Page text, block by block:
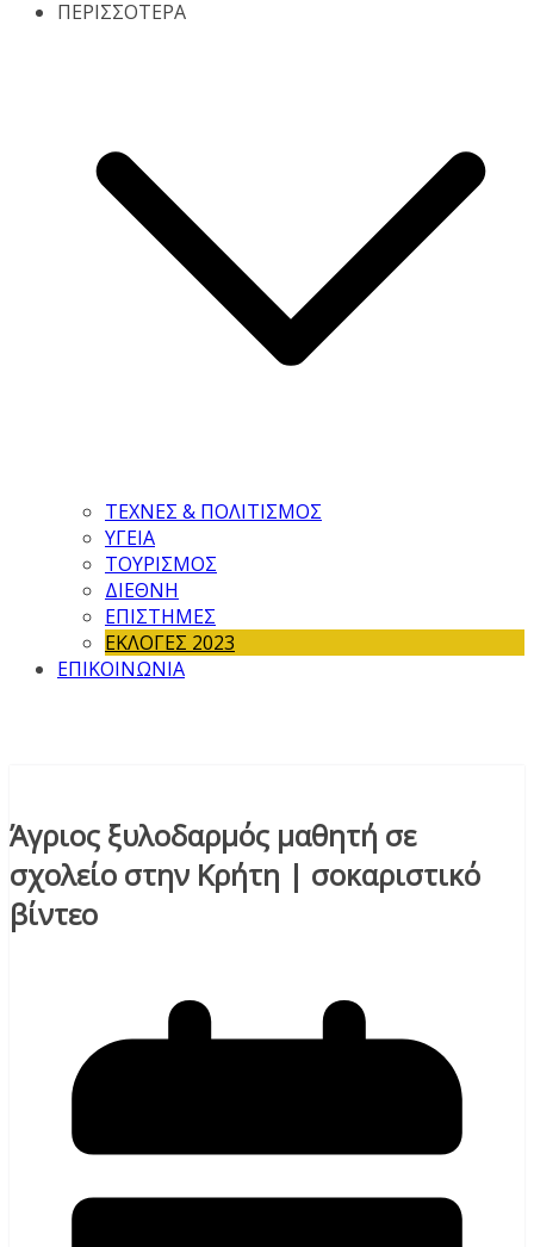
ΠΕΡΙΣΣΟΤΕΡΑ
ΤΕΧΝΕΣ & ΠΟΛΙΤΙΣΜΟΣ
ΥΓΕΙΑ
ΤΟΥΡΙΣΜΟΣ
ΔΙΕΘΝΗ
ΕΠΙΣΤΗΜΕΣ
ΕΚΛΟΓΕΣ 2023
ΕΠΙΚΟΙΝΩΝΙΑ
Άγριος ξυλοδαρμός μαθητή σε
σχολείο στην Κρήτη | σοκαριστικό
βίντεο